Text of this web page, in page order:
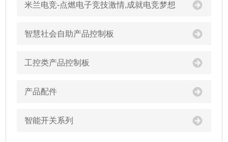
米兰电竞-点燃电子竞技激情,成就电竞梦想
智慧社会自助产品控制板
工控类产品控制板
产品配件
智能开关系列